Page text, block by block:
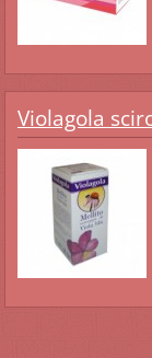
Violagola